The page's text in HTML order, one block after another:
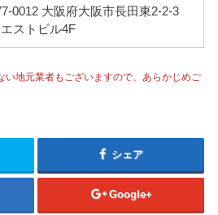
0012 大阪府大阪市長田東2-2-3
ストビル4F
地元業者もございますので、あらかじめご
シェア
Google+